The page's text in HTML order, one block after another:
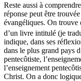
Reste aussi à
réponse peut être
évangéliques. On trouve
d’un livre intitulé (je
indique, dans ses
dans le plus grand pays
pentecôtiste,
l’enseignement
Christ. On a donc